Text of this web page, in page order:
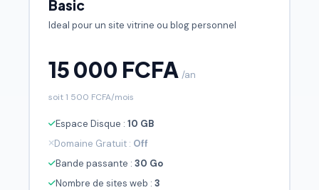
Basic
Ideal pour un site vitrine ou blog personnel
15 000 FCFA /an
soit 1 500 FCFA/mois
Espace Disque : 10 GB
Domaine Gratuit : Off
Bande passante : 30 Go
Nombre de sites web : 3